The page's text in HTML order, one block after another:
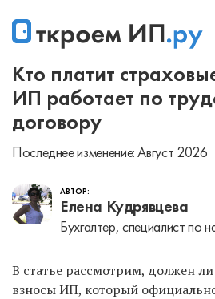
Кто платит
ИП работает по
договору
Последнее изменение: Август 2026
АВТОР:
Елена Кудрявцева
Бухгалтер, специалист по
В статье рассмотрим, должен
взносы ИП, который